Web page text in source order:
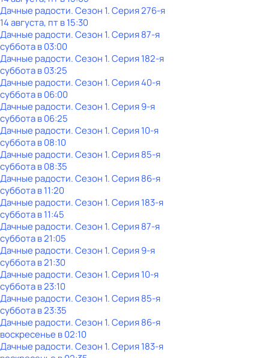
Дачные радости. Сезон 1. Серия 276-я
14 августа, пт в 15:30
Дачные радости. Сезон 1. Серия 87-я
субботав03:00
Дачные радости. Сезон 1. Серия 182-я
субботав03:25
Дачные радости. Сезон 1. Серия 40-я
субботав06:00
Дачные радости. Сезон 1. Серия 9-я
субботав06:25
Дачные радости. Сезон 1. Серия 10-я
субботав08:10
Дачные радости. Сезон 1. Серия 85-я
субботав08:35
Дачные радости. Сезон 1. Серия 86-я
субботав11:20
Дачные радости. Сезон 1. Серия 183-я
субботав11:45
Дачные радости. Сезон 1. Серия 87-я
субботав21:05
Дачные радости. Сезон 1. Серия 9-я
субботав21:30
Дачные радости. Сезон 1. Серия 10-я
субботав23:10
Дачные радости. Сезон 1. Серия 85-я
субботав23:35
Дачные радости. Сезон 1. Серия 86-я
воскресенье в02:10
Дачные радости. Сезон 1. Серия 183-я